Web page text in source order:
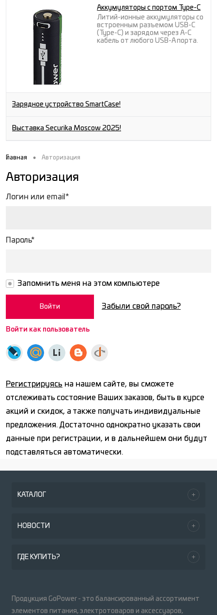
Аккумуляторы с портом Type-C
Литий-ионные аккумуляторы со
встроенным разъемом USB-C
(Type-C) и зарядом через A-C
кабель от любого USB-A порта.
Зарядное устройство SmartCase!
Выставка Securika Moscow 2025!
Главная • Авторизация
Авторизация
Логин или email*
Пароль*
Запомнить меня на этом компьютере
Забыли свой пароль?
Войти как пользователь
Регистрируясь на нашем сайте, вы сможете
отслеживать состояние Ваших заказов, быть в курсе
акций и скидок, а также получать индивидуальные
предложения. Достаточно однократно указать свои
данные при регистрации, и в дальнейшем они будут
подставляться автоматически.
КАТАЛОГ
НОВОСТИ
ГДЕ КУПИТЬ?
Продукция GoPower - это балансированный ассортимент
элементов питания, электротоваров и аксессуаров,